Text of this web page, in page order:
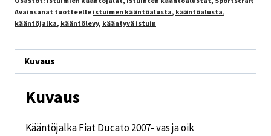
Avainsanat tuotteelle istuimen kääntöalusta, kääntöalusta,
kääntöjalka, kääntölevy, kääntyvä istuin
Kuvaus
Kuvaus
Kääntöjalka Fiat Ducato 2007- vas ja oik